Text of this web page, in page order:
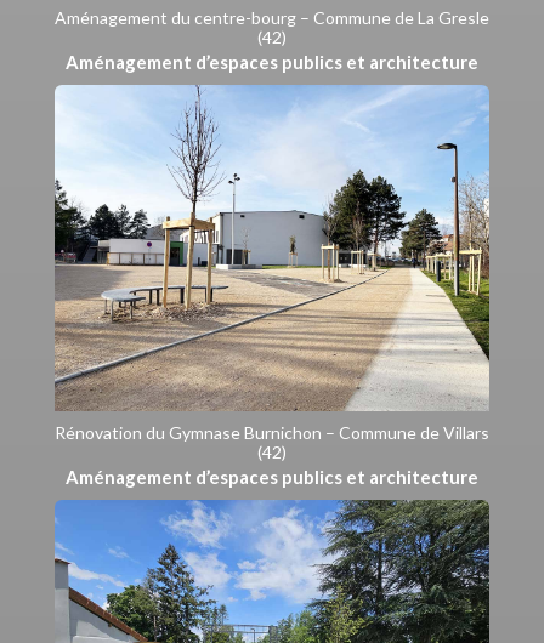
Aménagement du centre-bourg – Commune de La Gresle
(42)
Aménagement d’espaces publics et architecture
Rénovation du Gymnase Burnichon – Commune de Villars
(42)
Aménagement d’espaces publics et architecture